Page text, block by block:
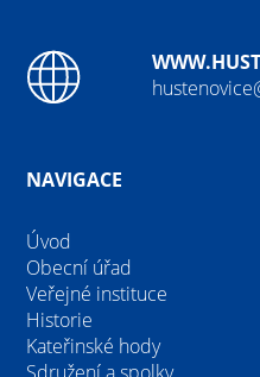
NAVIGACE
Úvod
Obecní úřad
Veřejné instituce
Historie
Kateřinské hody